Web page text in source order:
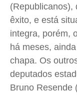
(Republicanos),
êxito, e está
integra, porém,
há meses,
chapa. Os
deputados
Bruno Resende